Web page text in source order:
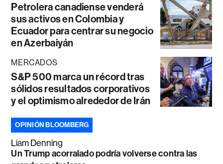
Petrolera canadiense venderá
sus activos en Colombia y
Ecuador para centrar su negocio
en Azerbaiyán
MERCADOS
S&P 500 marca un récord tras
sólidos resultados corporativos
y el optimismo alrededor de Irán
OPINIÓN BLOOMBERG
Liam Denning
Un Trump acorralado podría volverse contra las